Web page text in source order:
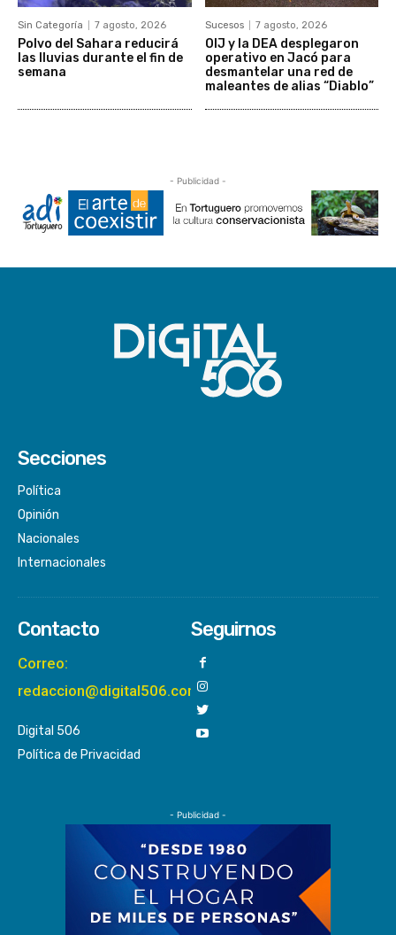
Sin Categoría 7 agosto, 2026
Polvo del Sahara reducirá
las lluvias durante el fin de
semana
Sucesos 7 agosto, 2026
OIJ y la DEA desplegaron
operativo en Jacó para
desmantelar una red de
maleantes de alias “Diablo”
- Publicidad -
Secciones
Política
Opinión
Nacionales
Internacionales
Contacto
Correo:
redaccion@digital506.com
Digital 506
Política de Privacidad
Seguirnos
- Publicidad -